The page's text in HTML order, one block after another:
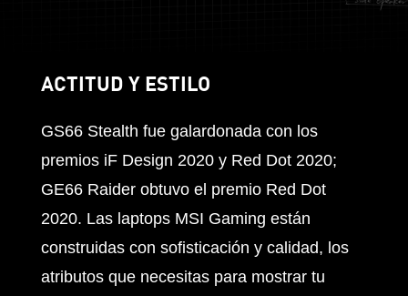
ACTITUD Y ESTILO
GS66 Stealth fue galardonada con los
premios iF Design 2020 y Red Dot 2020;
GE66 Raider obtuvo el premio Red Dot
2020. Las laptops MSI Gaming están
construidas con sofisticación y calidad, los
atributos que necesitas para mostrar tu